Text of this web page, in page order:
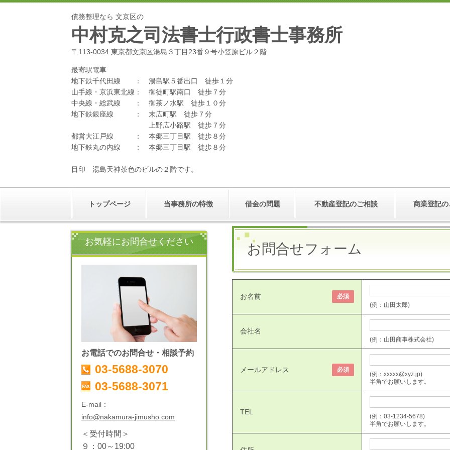
債務整理なら 文京区の
中村克之司法書士行政書士事務所
〒113-0034 東京都文京区湯島３丁目23番９号小笠原ビル２階
最寄駅電車
地下鉄千代田線 ： 湯島駅５番出口 徒歩１分
山手線・京浜東北線： 御徒町駅南口 徒歩７分
中央線・総武線 ： 御茶ノ水駅 徒歩１０分
地下鉄銀座線 ： 末広町駅 徒歩７分
上野広小路駅 徒歩７分
都営大江戸線 ： 本郷三丁目駅 徒歩８分
地下鉄丸の内線 ： 本郷三丁目駅 徒歩８分
目印 湯島天神茶色のビルの２階です。
トップページ 当事務所の特徴 借金の問題 不動産登記のご相談 商業登記
お問合せフォーム
お名前
必須
(例：山田太郎)
会社名
(例：山田商事株式会社)
メールアドレス 必須
(例：xxxxx@xyz.jp)
半角でお願いします。
TEL
(例：03-1234-5678)
半角でお願いします。
お気軽にお問合せください
お電話でのお問合せ・相談予約
03-5688-3070
03-5688-3071
E-mail：
info@nakamura-jimusho.com
＜受付時間＞
９：00～19:00